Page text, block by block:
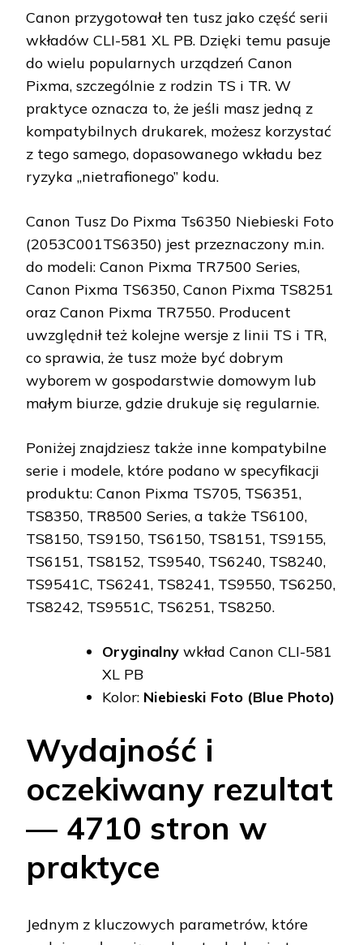
Canon przygotował ten tusz jako część serii
wkładów CLI-581 XL PB. Dzięki temu pasuje
do wielu popularnych urządzeń Canon
Pixma, szczególnie z rodzin TS i TR. W
praktyce oznacza to, że jeśli masz jedną z
kompatybilnych drukarek, możesz korzystać
z tego samego, dopasowanego wkładu bez
ryzyka „nietrafionego” kodu.
Canon Tusz Do Pixma Ts6350 Niebieski Foto
(2053C001TS6350) jest przeznaczony m.in.
do modeli: Canon Pixma TR7500 Series,
Canon Pixma TS6350, Canon Pixma TS8251
oraz Canon Pixma TR7550. Producent
uwzględnił też kolejne wersje z linii TS i TR,
co sprawia, że tusz może być dobrym
wyborem w gospodarstwie domowym lub
małym biurze, gdzie drukuje się regularnie.
Poniżej znajdziesz także inne kompatybilne
serie i modele, które podano w specyfikacji
produktu: Canon Pixma TS705, TS6351,
TS8350, TR8500 Series, a także TS6100,
TS8150, TS9150, TS6150, TS8151, TS9155,
TS6151, TS8152, TS9540, TS6240, TS8240,
TS9541C, TS6241, TS8241, TS9550, TS6250,
TS8242, TS9551C, TS6251, TS8250.
Oryginalny wkład Canon CLI-581
XL PB
Kolor: Niebieski Foto (Blue Photo)
Wydajność i
oczekiwany rezultat
— 4710 stron w
praktyce
Jednym z kluczowych parametrów, które